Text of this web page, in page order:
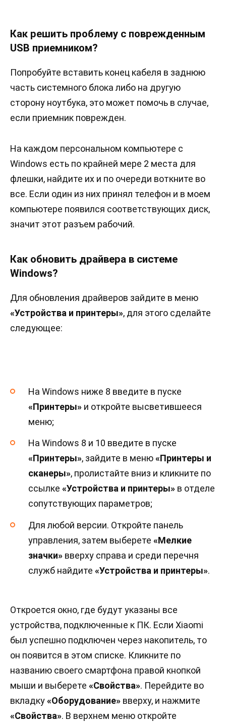
Как решить проблему с поврежденным
USB приемником?
Попробуйте вставить конец кабеля в заднюю
часть системного блока либо на другую
сторону ноутбука, это может помочь в случае,
если приемник поврежден.
На каждом персональном компьютере с
Windows есть по крайней мере 2 места для
флешки, найдите их и по очереди воткните во
все. Если один из них принял телефон и в моем
компьютере появился соответствующих диск,
значит этот разъем рабочий.
Как обновить драйвера в системе
Windows?
Для обновления драйверов зайдите в меню
«Устройства и принтеры», для этого сделайте
следующее:
На Windows ниже 8 введите в пуске
«Принтеры» и откройте высветившееся
меню;
На Windows 8 и 10 введите в пуске
«Принтеры», зайдите в меню«Принтеры и
сканеры», пролистайте вниз и кликните по
ссылке «Устройства и принтеры» в отделе
сопутствующих параметров;
Для любой версии. Откройте панель
управления, затем выберете «Мелкие
значки» вверху справа и среди перечня
служб найдите «Устройства и принтеры».
Откроется окно, где будут указаны все
устройства, подключенные к ПК. Если Xiaomi
был успешно подключен через накопитель, то
он появится в этом списке. Кликните по
названию своего смартфона правой кнопкой
мыши и выберете «Свойства». Перейдите во
вкладку«Оборудование» вверху, и нажмите
«Свойства». В верхнем меню откройте